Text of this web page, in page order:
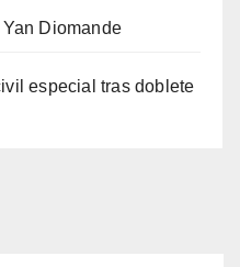
Diomande
especial tras doblete